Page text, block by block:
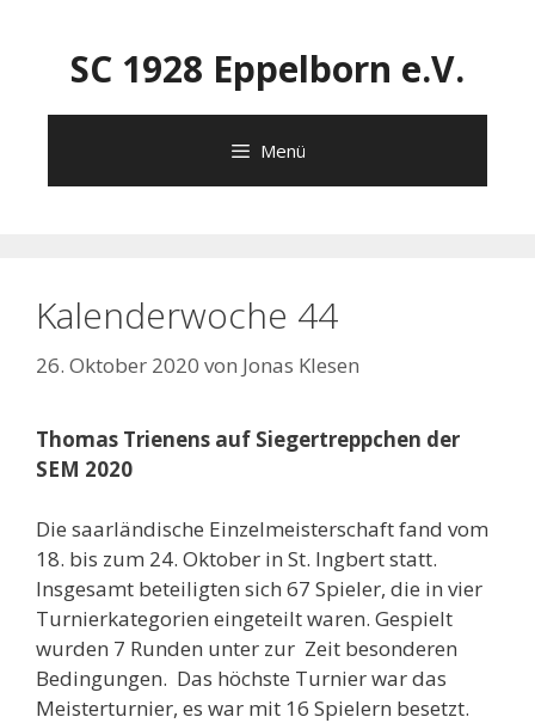
springenSC 1928 Eppelborn e.V.
Menü
Kalenderwoche 44
26. Oktober 2020 von Jonas Klesen
Thomas Trienens auf Siegertreppchen der
SEM 2020
Die saarländische Einzelmeisterschaft fand vom
18. bis zum 24. Oktober in St. Ingbert statt.
Insgesamt beteiligten sich 67 Spieler, die in vier
Turnierkategorien eingeteilt waren. Gespielt
wurden 7 Runden unter zur Zeit besonderen
Bedingungen. Das höchste Turnier war das
Meisterturnier, es war mit 16 Spielern besetzt.